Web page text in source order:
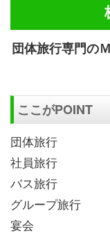
団体旅行専門の
ここがPOINT
団体旅行
社員旅行
バス旅行
グループ旅行
宴会